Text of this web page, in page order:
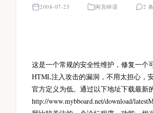
2008-07-25 闲言碎语 2
这是一个常规的安全性维护，修复一个
HTML注入攻击的漏洞，不用太担心，
官方定义为低。通过以下地址下载最新
http://www.mybboard.net/download/